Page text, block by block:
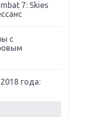
7: Skies
с
года: